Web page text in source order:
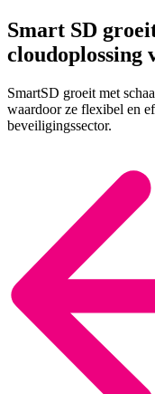
Smart SD
cloudoplossing
SmartSD groeit met
waardoor ze flexibel en
beveiligingssector.